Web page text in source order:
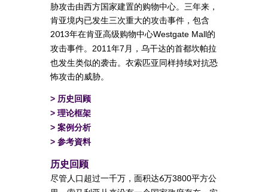
胁攻击由西方国家建置的购物中心。三年来，
肯亚境内已发生三次重大的攻击事件，包含
2013年在肯亚高级购物中心Westgate Mall的
攻击事件。 2011年7 月，乌干达的首都坎帕拉
也发生类似的袭击。衣索匹亚同样持续对抗恐
怖攻击的威胁。
> 历史回顾
> 理论框架
> 案例分析
> 参考資料
历史回顾
尽管人口超过一千万，面积达6万3800平方公